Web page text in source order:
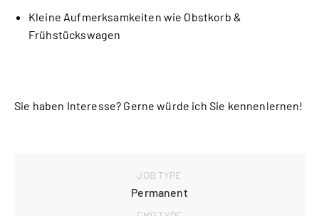
JOB TYPE
Permanent
Kleine Aufmerksamkeiten wie Obstkorb &
Frühstückswagen
Sie haben Interesse? Gerne würde ich Sie kennenlernen!